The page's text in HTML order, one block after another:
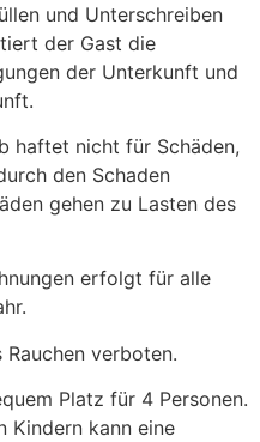
und Unterschreiben
der Gast die
der Unterkunft und
haftet nicht für Schäden,
den Schaden
gehen zu Lasten des
erfolgt für alle
verboten.
Platz für 4 Personen.
Kindern kann eine